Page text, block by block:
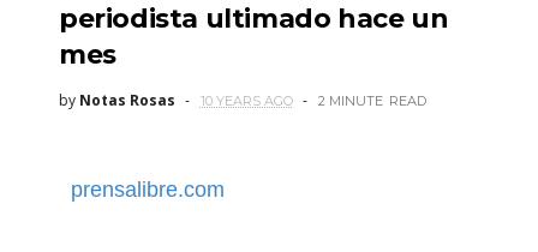
periodista ultimado hace un
mes
by Notas Rosas 10 YEARS AGO 2 MINUTE READ
prensalibre.com